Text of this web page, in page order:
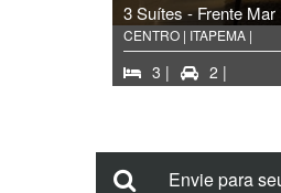
3 Suítes - Frente Mar
CENTRO | ITAPEMA |
3 | 2 |
Envie para